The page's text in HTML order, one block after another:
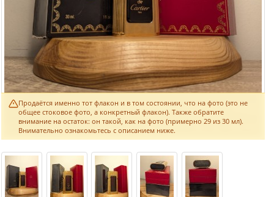
Продаётся именно тот флакон и в том состоянии, что на фото (это не
общее стоковое фото, а конкретный флакон). Также обратите
внимание на остаток: он такой, как на фото (примерно 29 из 30 мл).
Внимательно ознакомьтесь с описанием ниже.